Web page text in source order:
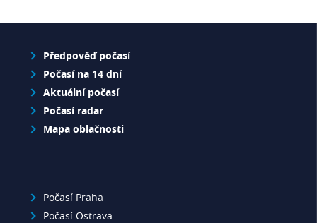
Předpověď počasí
Počasí na 14 dní
Aktuální počasí
Počasí radar
Mapa oblačnosti
Počasí Praha
Počasí Ostrava